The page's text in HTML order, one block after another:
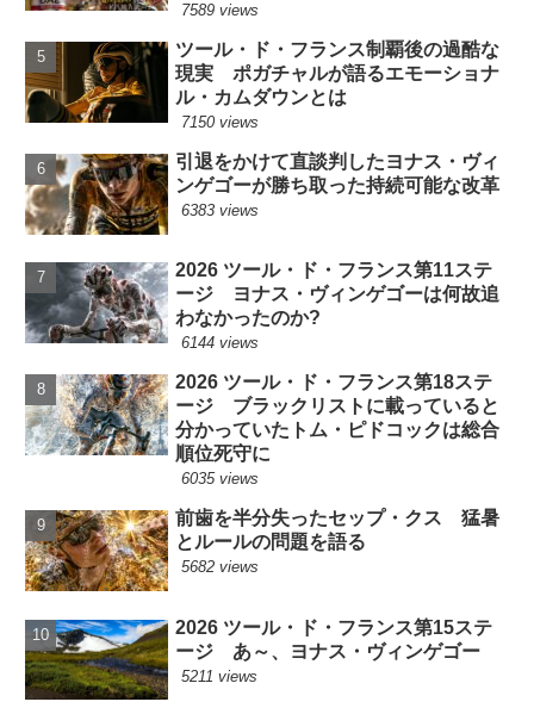
7589 views
ツール・ド・フランス制覇後の過酷な
現実 ポガチャルが語るエモーショナ
ル・カムダウンとは
7150 views
引退をかけて直談判したヨナス・ヴィ
ンゲゴーが勝ち取った持続可能な改革
6383 views
2026 ツール・ド・フランス第11ステ
ージ ヨナス・ヴィンゲゴーは何故追
わなかったのか?
6144 views
2026 ツール・ド・フランス第18ステ
ージ ブラックリストに載っていると
分かっていたトム・ピドコックは総合
順位死守に
6035 views
前歯を半分失ったセップ・クス 猛暑
とルールの問題を語る
5682 views
2026 ツール・ド・フランス第15ステ
ージ あ～、ヨナス・ヴィンゲゴー
5211 views